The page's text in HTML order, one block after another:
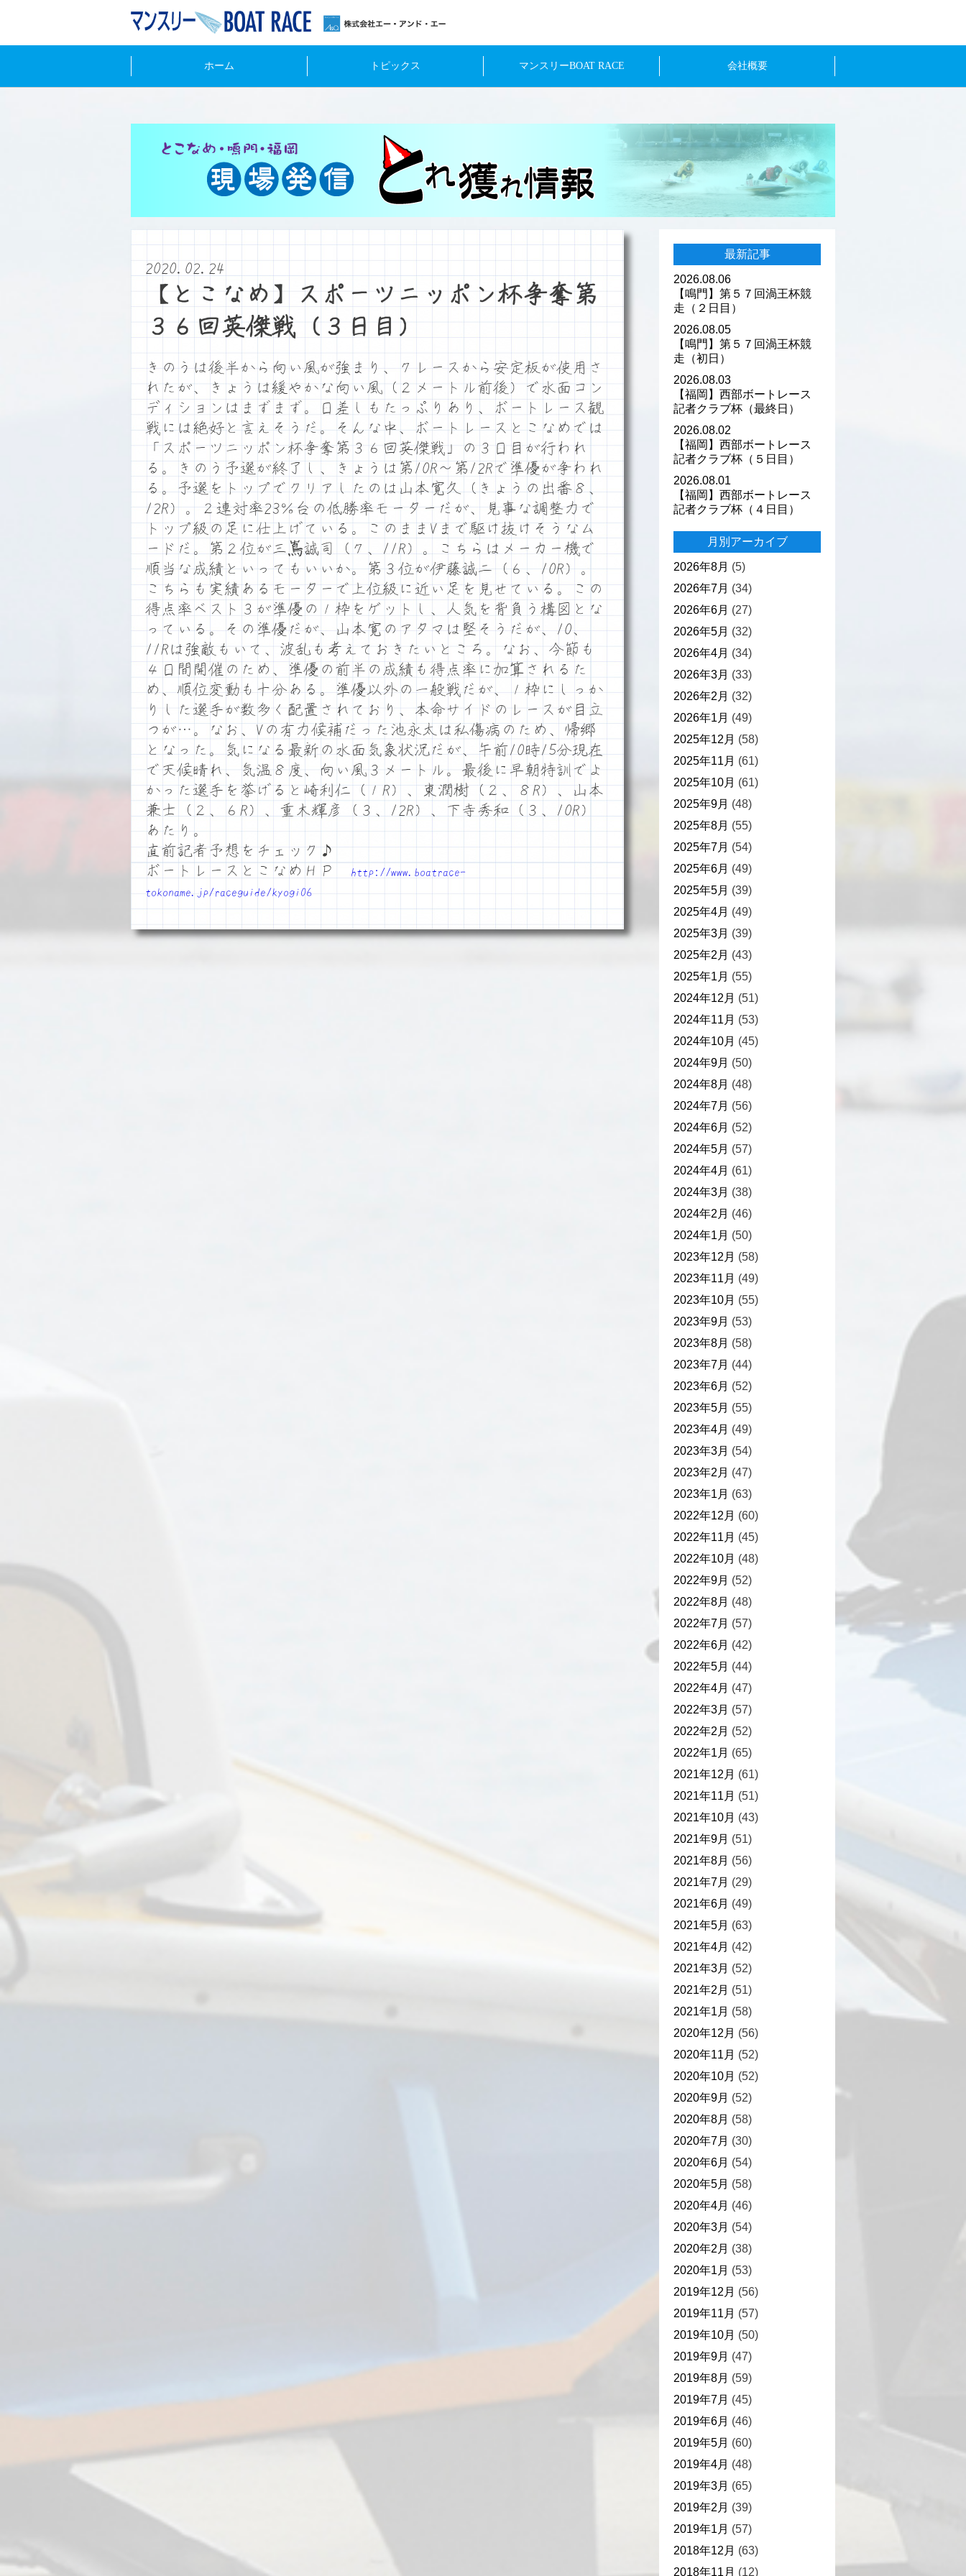
ホーム トピックス マンスリーBOAT RACE 会社概要
2020.02.24
【とこなめ】スポーツニッポン杯争奪第
３６回英傑戦（３日目）
きのうは後半から向い風が強まり、７レースから安定板が使用さ
れたが、きょうは緩やかな向い風（２メートル前後）で水面コン
ディションはまずまず。日差しもたっぷりあり、ボートレース観
戦には絶好と言えそうだ。そんな中、ボートレースとこなめでは
「スポーツニッポン杯争奪第３６回英傑戦」の３日目が行われ
る。きのう予選が終了し、きょうは第10R～第12Rで準優が争われ
る。予選をトップでクリアしたのは山本寛久（きょうの出番８、
12R）。２連対率23％台の低勝率モーターだが、見事な調整力で
トップ級の足に仕上げている。このままVまで駆け抜けそうなム
ードだ。第２位が三嶌誠司（７、11R）。こちらはメーカー機で
順当な成績といってもいいか。第３位が伊藤誠二（６、10R）。
こちらも実績あるモーターで上位級に近い足を見せている。この
得点率ベスト３が準優の１枠をゲットし、人気を背負う構図とな
っている。その準優だが、山本寛のアタマは堅そうだが、10、
11Rは強敵もいて、波乱も考えておきたいところ。なお、今節も
４日間開催のため、準優の前半の成績も得点率に加算されるた
め、順位変動も十分ある。準優以外の一般戦だが、１枠にしっか
りした選手が数多く配置されており、本命サイドのレースが目立
つが…。なお、Vの有力候補だった池永太は私傷病のため、帰郷
となった。気になる最新の水面気象状況だが、午前10時15分現在
で天候晴れ、気温８度、向い風３メートル。最後に早朝特訓でよ
かった選手を挙げると崎利仁（１R）、東潤樹（２、８R）、山本
兼士（２、６R）、重木輝彦（３、12R）、下寺秀和（３、10R）
あたり。
直前記者予想をチェック♪
ボートレースとこなめＨＰ
http://www.boatrace-
tokoname.jp/raceguide/kyogi06
最新記事
2026.08.06
【鳴門】第５７回渦王杯競
走（２日目）
2026.08.05
【鳴門】第５７回渦王杯競
走（初日）
2026.08.03
【福岡】西部ボートレース
記者クラブ杯（最終日）
2026.08.02
【福岡】西部ボートレース
記者クラブ杯（５日目）
2026.08.01
【福岡】西部ボートレース
記者クラブ杯（４日目）
月別アーカイブ
2026年8月 (5)
2026年7月 (34)
2026年6月 (27)
2026年5月 (32)
2026年4月 (34)
2026年3月 (33)
2026年2月 (32)
2026年1月 (49)
2025年12月 (58)
2025年11月 (61)
2025年10月 (61)
2025年9月 (48)
2025年8月 (55)
2025年7月 (54)
2025年6月 (49)
2025年5月 (39)
2025年4月 (49)
2025年3月 (39)
2025年2月 (43)
2025年1月 (55)
2024年12月 (51)
2024年11月 (53)
2024年10月 (45)
2024年9月 (50)
2024年8月 (48)
2024年7月 (56)
2024年6月 (52)
2024年5月 (57)
2024年4月 (61)
2024年3月 (38)
2024年2月 (46)
2024年1月 (50)
2023年12月 (58)
2023年11月 (49)
2023年10月 (55)
2023年9月 (53)
2023年8月 (58)
2023年7月 (44)
2023年6月 (52)
2023年5月 (55)
2023年4月 (49)
2023年3月 (54)
2023年2月 (47)
2023年1月 (63)
2022年12月 (60)
2022年11月 (45)
2022年10月 (48)
2022年9月 (52)
2022年8月 (48)
2022年7月 (57)
2022年6月 (42)
2022年5月 (44)
2022年4月 (47)
2022年3月 (57)
2022年2月 (52)
2022年1月 (65)
2021年12月 (61)
2021年11月 (51)
2021年10月 (43)
2021年9月 (51)
2021年8月 (56)
2021年7月 (29)
2021年6月 (49)
2021年5月 (63)
2021年4月 (42)
2021年3月 (52)
2021年2月 (51)
2021年1月 (58)
2020年12月 (56)
2020年11月 (52)
2020年10月 (52)
2020年9月 (52)
2020年8月 (58)
2020年7月 (30)
2020年6月 (54)
2020年5月 (58)
2020年4月 (46)
2020年3月 (54)
2020年2月 (38)
2020年1月 (53)
2019年12月 (56)
2019年11月 (57)
2019年10月 (50)
2019年9月 (47)
2019年8月 (59)
2019年7月 (45)
2019年6月 (46)
2019年5月 (60)
2019年4月 (48)
2019年3月 (65)
2019年2月 (39)
2019年1月 (57)
2018年12月 (63)
2018年11月 (12)